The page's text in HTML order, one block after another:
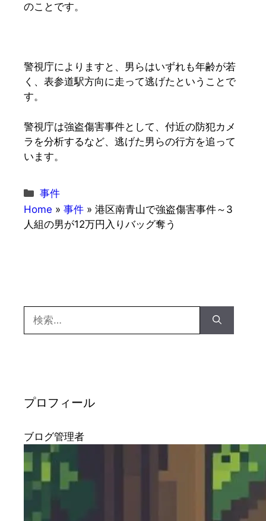
のことです。
警視庁によりますと、男らはいずれも年齢が若
く、表参道駅方向に走って逃げたということで
す。
警視庁は強盗傷害事件として、付近の防犯カメ
ラを分析するなど、逃げた男らの行方を追って
います。
カ
テ
ゴ
事件
Home » 事件 » 港区南青山で強盗傷害事件～3
人組の男が12万円入りバッグ奪う
索:
プロフィール
ブログ管理者